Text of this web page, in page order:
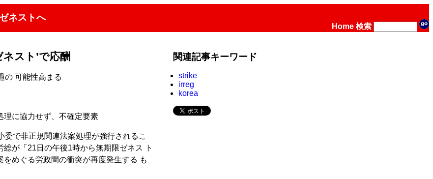
ネストへ
Home 検索
ネスト’で応酬
の 可能性高まる
理に協力せず、不確定要素
で非正規関連法案処理が強行されるこ
が「21日の午後1時から無期限ゼネス ト
めぐる労政間の衝突が再度発生する も
関連記事キーワード
strike
irreg
korea